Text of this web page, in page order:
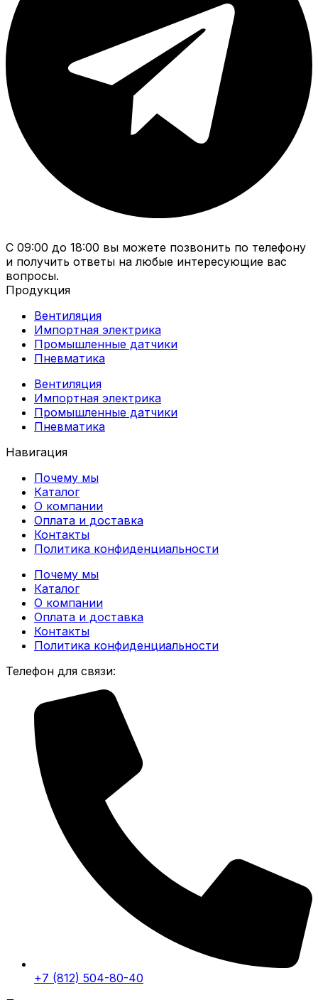
С 09:00 до 18:00 вы можете позвонить по телефону
и получить ответы на любые интересующие вас
вопросы.
Продукция
Вентиляция
Импортная электрика
Промышленные датчики
Пневматика
Вентиляция
Импортная электрика
Промышленные датчики
Пневматика
Навигация
Почему мы
Каталог
О компании
Оплата и доставка
Контакты
Политика конфиденциальности
Почему мы
Каталог
О компании
Оплата и доставка
Контакты
Политика конфиденциальности
Телефон для связи:
+7 (812) 504-80-40